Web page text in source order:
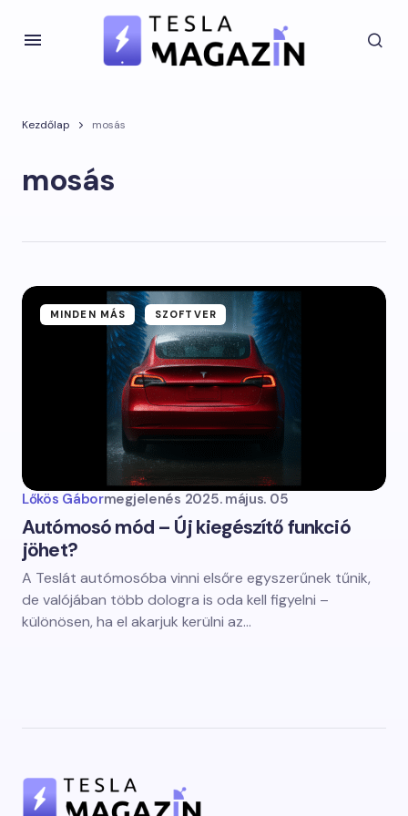
Kezdőlap mosás
mosás
MINDEN MÁS SZOFTVER
Lőkös Gábormegjelenés 2025. május. 05
Autómosó mód – Új kiegészítő funkció
jöhet?
A Teslát autómosóba vinni elsőre egyszerűnek tűnik,
de valójában több dologra is oda kell figyelni –
különösen, ha el akarjuk kerülni az…